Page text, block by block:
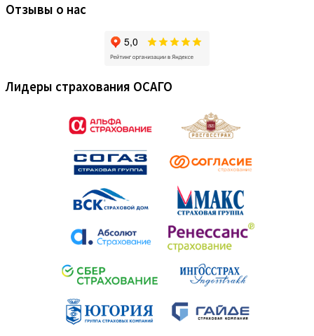
Отзывы о нас
Лидеры страхования ОСАГО